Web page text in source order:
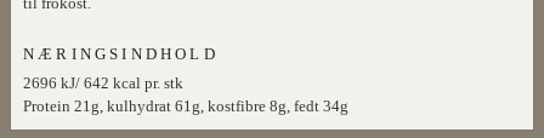
NÆRINGSINDHOLD
2696 kJ/ 642 kcal pr. stk
Protein 21g, kulhydrat 61g, kostfibre 8g, fedt 34g